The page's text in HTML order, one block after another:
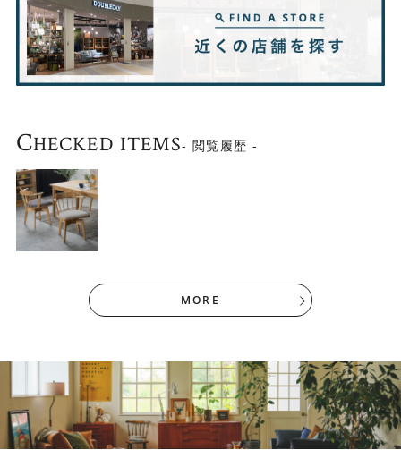
木の質感を楽しめるよう、木表面は塗膜を作らないオイル
塗装で仕上げています。経年変化が出やすく、使い込む程
に味わい深さが増していく仕上げです。ご自身で簡単にメ
ンテナンスができるので、愛着をもって長くご使用いただ
けます。
CHECKED ITEMS- 閲覧履歴 -
MORE